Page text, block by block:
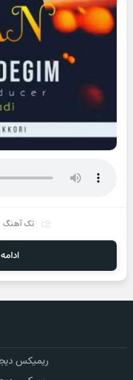
تک آهنگ
ریمیکس